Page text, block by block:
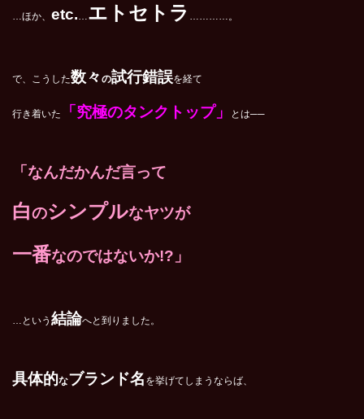
…ほか、 etc.…エトセトラ …………。
で、こうした数々 の試行錯誤を経て
行き着いた 「究極のタンクトップ」 とは──
「なんだかんだ言って
白のシンプルなヤツが
一番なのではないか!?」
…という 結論へと到りました。
具体的なブランド名 を挙げてしまうならば、